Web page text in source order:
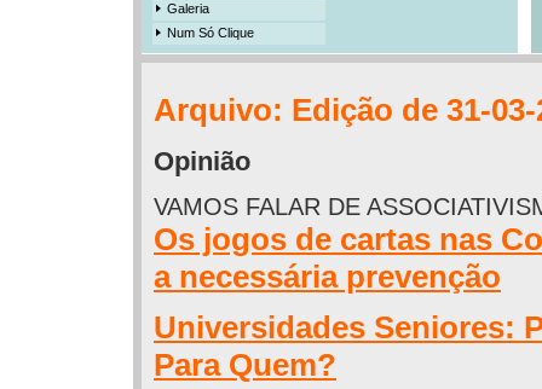
Galeria
Num Só Clique
Arquivo: Edição de 31-03-
Opinião
VAMOS FALAR DE
Os jogos de cartas nas
a necessária prevenção
Universidades Seniores:
Para Quem?